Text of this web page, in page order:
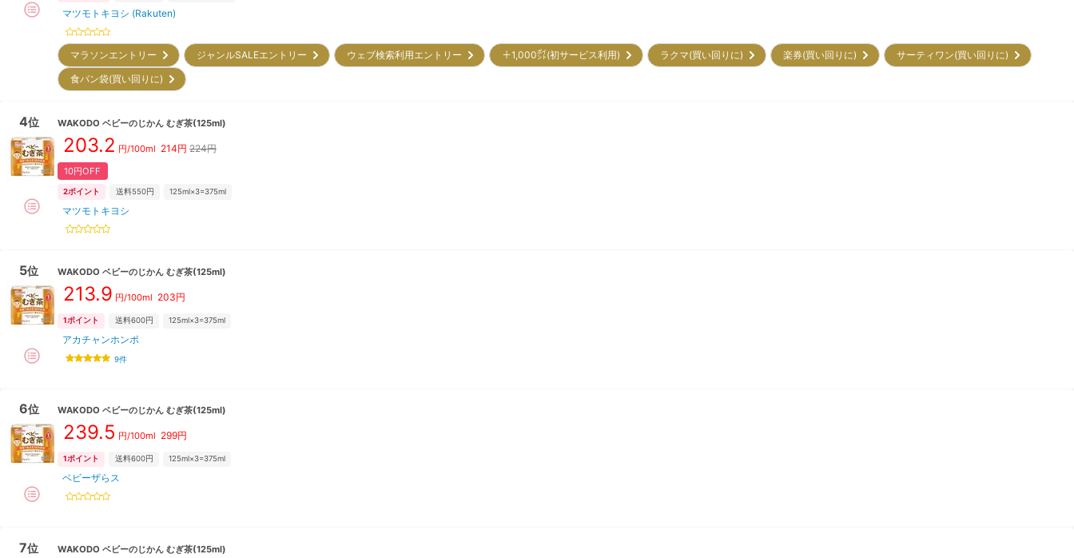
マツモトキヨシ (Rakuten)
マラソンエントリー ジャンルSALEエントリー ウェブ検索利用エントリー ＋1,000㌽(初サービス利用) ラクマ(買い回りに) 楽券(買い回りに)
サーティワン(買い回りに)
食パン袋(買い回りに)
4位 WAKODO ベビーのじかん むぎ茶(125ml)
203.2 円/100ml 214円 224円
10円OFF
2ポイント 送料550円 125ml×3=375ml
マツモトキヨシ
5位 WAKODO ベビーのじかん むぎ茶(125ml)
213.9 円/100ml 203円
1ポイント 送料600円 125ml×3=375ml
アカチャンホンポ
9件
6位 WAKODO ベビーのじかん むぎ茶(125ml)
239.5 円/100ml 299円
1ポイント 送料600円 125ml×3=375ml
ベビーザらス
7位 WAKODO ベビーのじかん むぎ茶(125ml)